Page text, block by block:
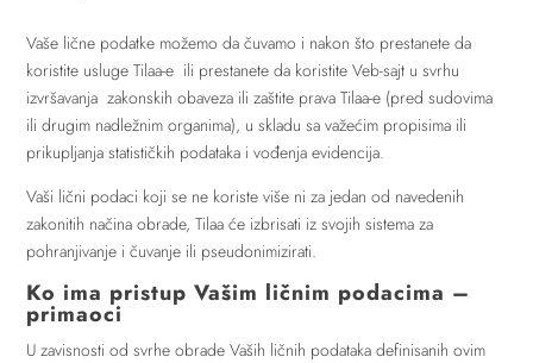
Vaše lične podatke možemo da čuvamo i nakon što prestanete da
koristite usluge Tilaa-e ili prestanete da koristite Veb-sajt u svrhu
izvršavanja zakonskih obaveza ili zaštite prava Tilaa-e (pred sudovima
ili drugim nadležnim organima), u skladu sa važećim propisima ili
prikupljanja statističkih podataka i vođenja evidencija.
Vaši lični podaci koji se ne koriste više ni za jedan od navedenih
zakonitih načina obrade, Tilaa će izbrisati iz svojih sistema za
pohranjivanje i čuvanje ili pseudonimizirati.
Ko ima pristup Vašim ličnim podacima –
primaoci
U zavisnosti od svrhe obrade Vaših ličnih podataka definisanih ovim